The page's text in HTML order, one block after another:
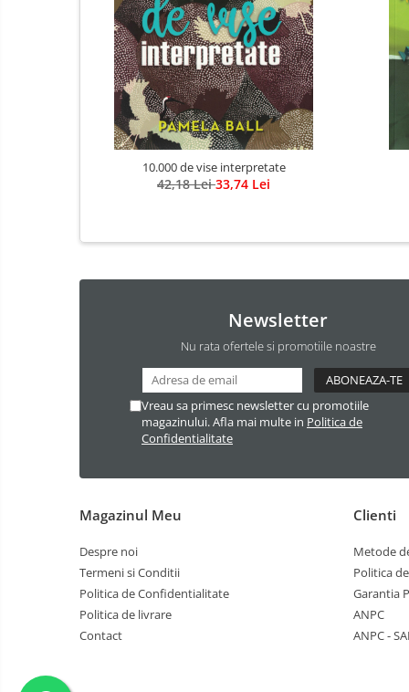
10.000 de vise interpretate
42,18 Lei33,74 Lei
Newsletter
Nu rata ofertele si promotiile noastre
Vreau sa primesc newsletter cu promotiile
magazinului. Afla mai multe in Politica de
Confidentialitate
Magazinul Meu
Despre noi
Termeni si Conditii
Politica de Confidentialitate
Politica de livrare
Contact
Clienti
Metode
Politica
Garantia
ANPC
ANPC -